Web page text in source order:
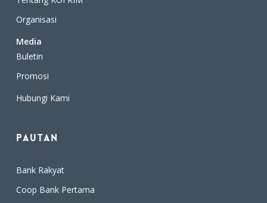
Organisasi
Media
Buletin
Promosi
Hubungi Kami
Pautan
Bank Rakyat
Coop Bank Pertama